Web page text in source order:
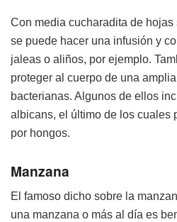
Con media cucharadita de hojas
se puede hacer una infusión y
jaleas o aliños, por ejemplo.
proteger al cuerpo de una
bacterianas. Algunos de ellos
albicans, el último de los cuales
por hongos.
Manzana
El famoso dicho sobre la
una manzana o más al día es